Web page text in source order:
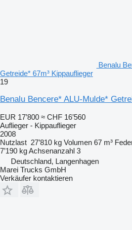
Benalu
Getreide* 67m³ Kippauflieger
19
Benalu Bencere* ALU-Mulde*
EUR 17’800 ≈ CHF 16’560
Auflieger - Kippauflieger
2008
Nutzlast 27’810 kg Volumen 67 m³
7’190 kgAchsenanzahl 3
Deutschland, Langenhagen
Marei Trucks GmbH
Verkäufer kontaktieren